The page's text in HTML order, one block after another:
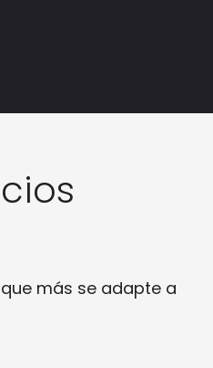
más se adapte a